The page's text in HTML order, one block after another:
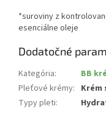
*suroviny z
esenciálne oleje
Dodatočné
Kategória:
BB
Pleťové krémy: Krém
Typy pleti: